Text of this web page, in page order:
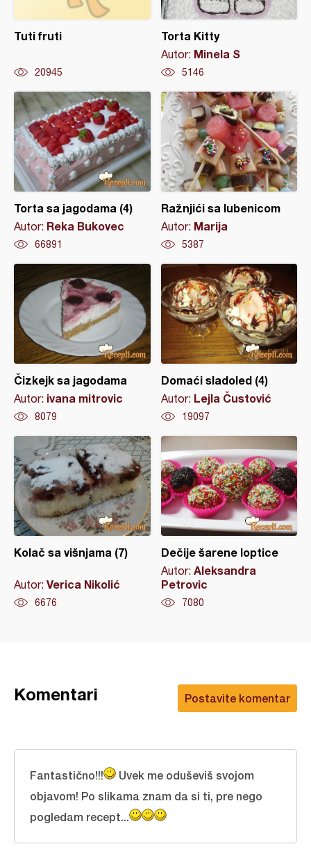
Tuti fruti
20945
Torta Kitty
Autor: Minela S
5146
Torta sa jagodama (4)
Autor: Reka Bukovec
66891
Ražnjići sa lubenicom
Autor: Marija
5387
Čizkejk sa jagodama
Autor: ivana mitrovic
8079
Domaći sladoled (4)
Autor: Lejla Čustović
19097
Kolač sa višnjama (7)
Autor: Verica Nikolić
6676
Dečije šarene loptice
Autor: Aleksandra
Petrovic
7080
Postavite komentar
Komentari
Fantastično!!!
Uvek me oduševiš svojom
objavom! Po slikama znam da si ti, pre nego
pogledam recept...